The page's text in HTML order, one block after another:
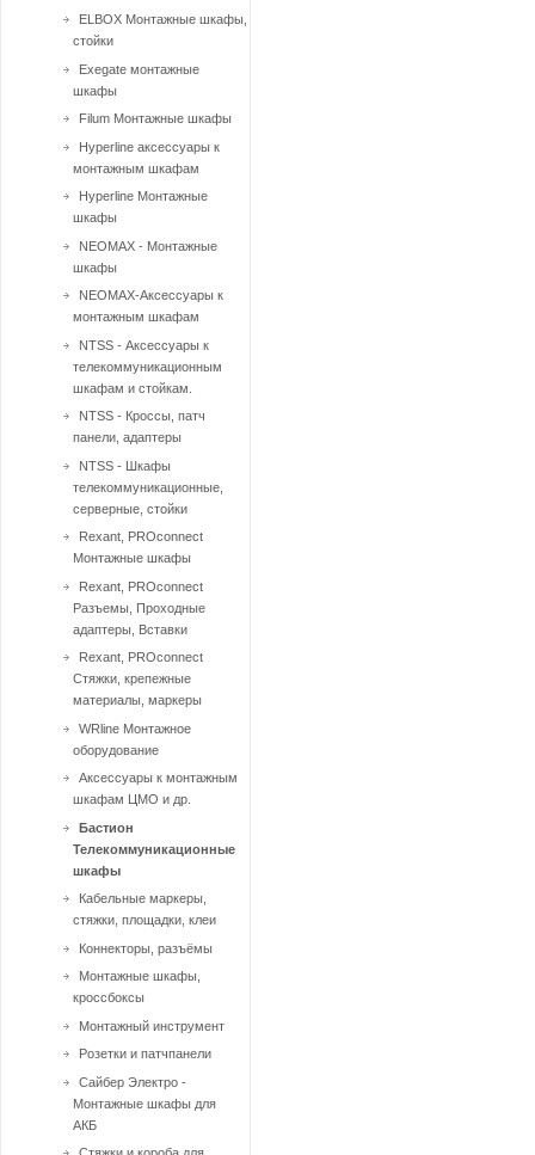
ELBOX Монтажные шкафы,
стойки
Exegate монтажные
шкафы
Filum Монтажные шкафы
Hyperline аксессуары к
монтажным шкафам
Hyperline Монтажные
шкафы
NEOMAX - Монтажные
шкафы
NEOMAX-Аксессуары к
монтажным шкафам
NTSS - Аксессуары к
телекоммуникационным
шкафам и стойкам.
NTSS - Кроссы, патч
панели, адаптеры
NTSS - Шкафы
телекоммуникационные,
серверные, стойки
Rexant, PROconnect
Монтажные шкафы
Rexant, PROconnect
Разъемы, Проходные
адаптеры, Вставки
Rexant, PROconnect
Стяжки, крепежные
материалы, маркеры
WRline Монтажное
оборудование
Аксессуары к монтажным
шкафам ЦМО и др.
Бастион
Телекоммуникационные
шкафы
Кабельные маркеры,
стяжки, площадки, клеи
Коннекторы, разъёмы
Монтажные шкафы,
кроссбоксы
Монтажный инcтрумент
Розетки и патчпанели
Сайбер Электро -
Монтажные шкафы для
АКБ